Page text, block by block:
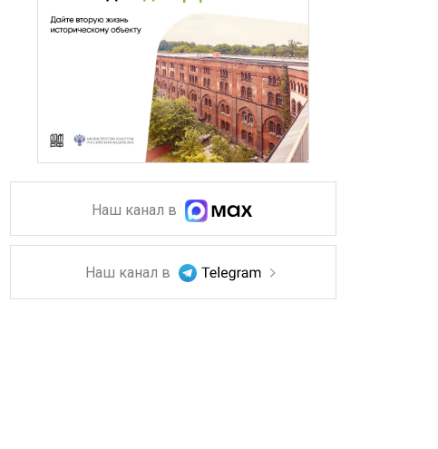
Наш канал в
Наш канал в